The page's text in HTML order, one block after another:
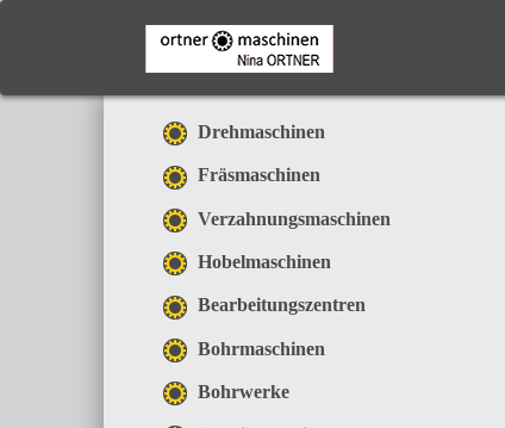
Skip
Drehmaschinen
Fräsmaschinen
Verzahnungsmaschinen
Hobelmaschinen
Bearbeitungszentren
Bohrmaschinen
Bohrwerke